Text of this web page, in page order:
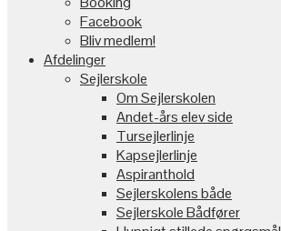
Facebook
Bliv medlem!
Afdelinger
Sejlerskole
Om Sejlerskolen
Andet-års elev side
Tursejlerlinje
Kapsejlerlinje
Aspiranthold
Sejlerskolens både
Sejlerskole Bådfører